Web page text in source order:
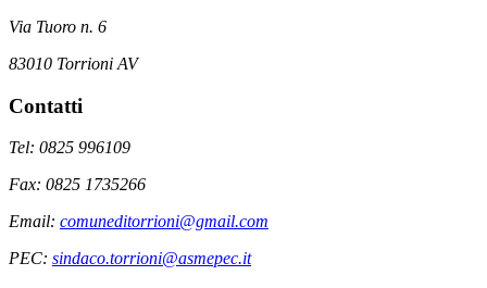
Via Tuoro n. 6
83010 Torrioni AV
Contatti
Tel: 0825 996109
Fax: 0825 1735266
Email: comuneditorrioni@gmail.com
PEC: sindaco.torrioni@asmepec.it